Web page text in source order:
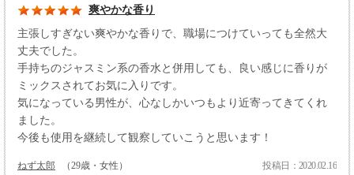
爽やかな香り
主張しすぎない爽やかな香りで、職場につけていっても全然大
丈夫でした。
手持ちのジャスミン系の香水と併用しても、良い感じに香りが
ミックスされてお気に入りです。
気になっている男性が、心なしかいつもより近寄ってきてくれ
ました。
今後も使用を継続して観察していこうと思います！
ねず太郎 （29歳・女性） 投稿日：2020.02.16